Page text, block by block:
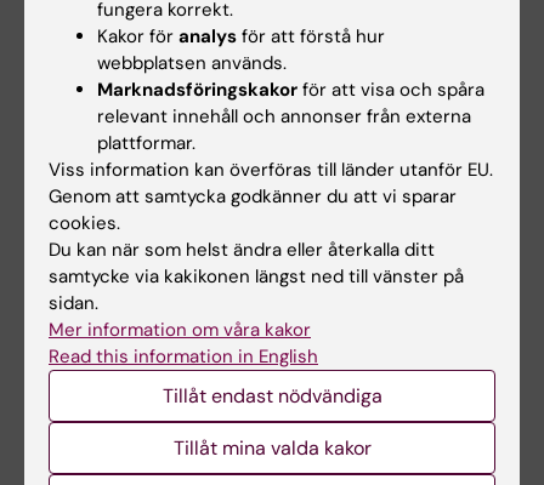
för forskning via resursfördelningen.
b. anställas i direkt anslutning till tidigare
anställning vid KI.
c. kunna vara Principal Investigator och ha
godkännanderätt för externa anslag som
forskargruppen förfogar över.
d. det ska finnas en plan för
kompetensöverföring inbegripet mentorskap,
samt
e. den som är anställd som professor endast
kan anställas som seniorprofessor efter
uppnådd LAS-ålder.
fungera korrekt.
Kakor för analys för att förstå hur
webbplatsen används.
Marknadsföringskakor för att visa och spåra
relevant innehåll och annonser från externa
plattformar.
Viss information kan överföras till länder utanför EU.
Genom att samtycka godkänner du att vi sparar
cookies.
Du kan när som helst ändra eller återkalla ditt
samtycke via kakikonen längst ned till vänster på
sidan.
Mer information om våra kakor
Read this information in English
Tillåt endast nödvändiga
Tillåt mina valda kakor